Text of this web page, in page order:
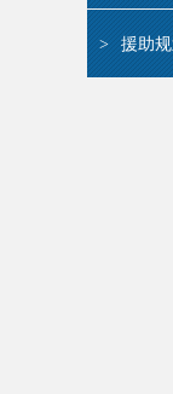
> 援助